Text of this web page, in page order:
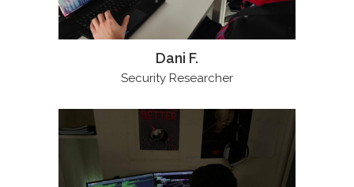
Dani F.
Security Researcher